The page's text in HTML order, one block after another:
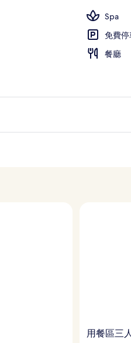
Spa
免費停
餐廳
用餐區三